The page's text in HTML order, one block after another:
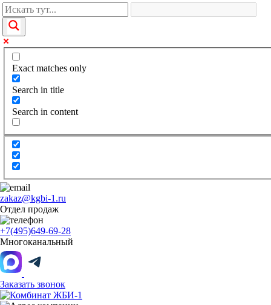
Exact matches only
Search in title
Search in content
zakaz@kgbi-1.ru
Отдел продаж
+7(495)649-69-28
Многоканальный
Заказать звонок